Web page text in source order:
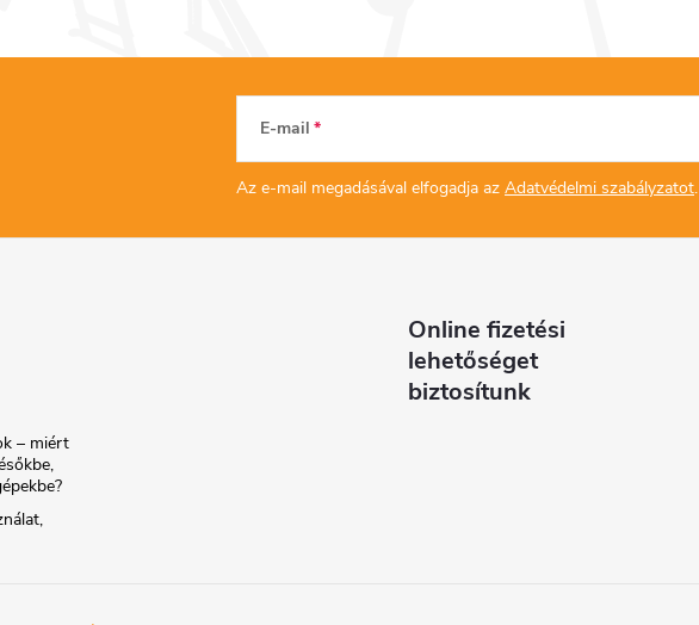
E-mail
Az e-mail megadásával elfogadja az Adatvédelmi szabályzatot.
– miért
Online fizetési
lehetőséget
biztosítunk